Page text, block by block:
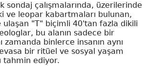
sondaj çalışmalarında, üzerilerinde
ve leopar kabartmaları bulunan,
ulaşan "T" biçimli 40'tan fazla dikili
bu alanın sadece bir
zamanda binlerce insanın aynı
bir ritüel ve sosyal yaşam
tahmin ediyor.